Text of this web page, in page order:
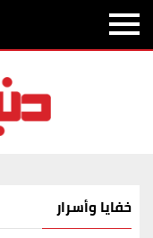
خفايا وأسرار